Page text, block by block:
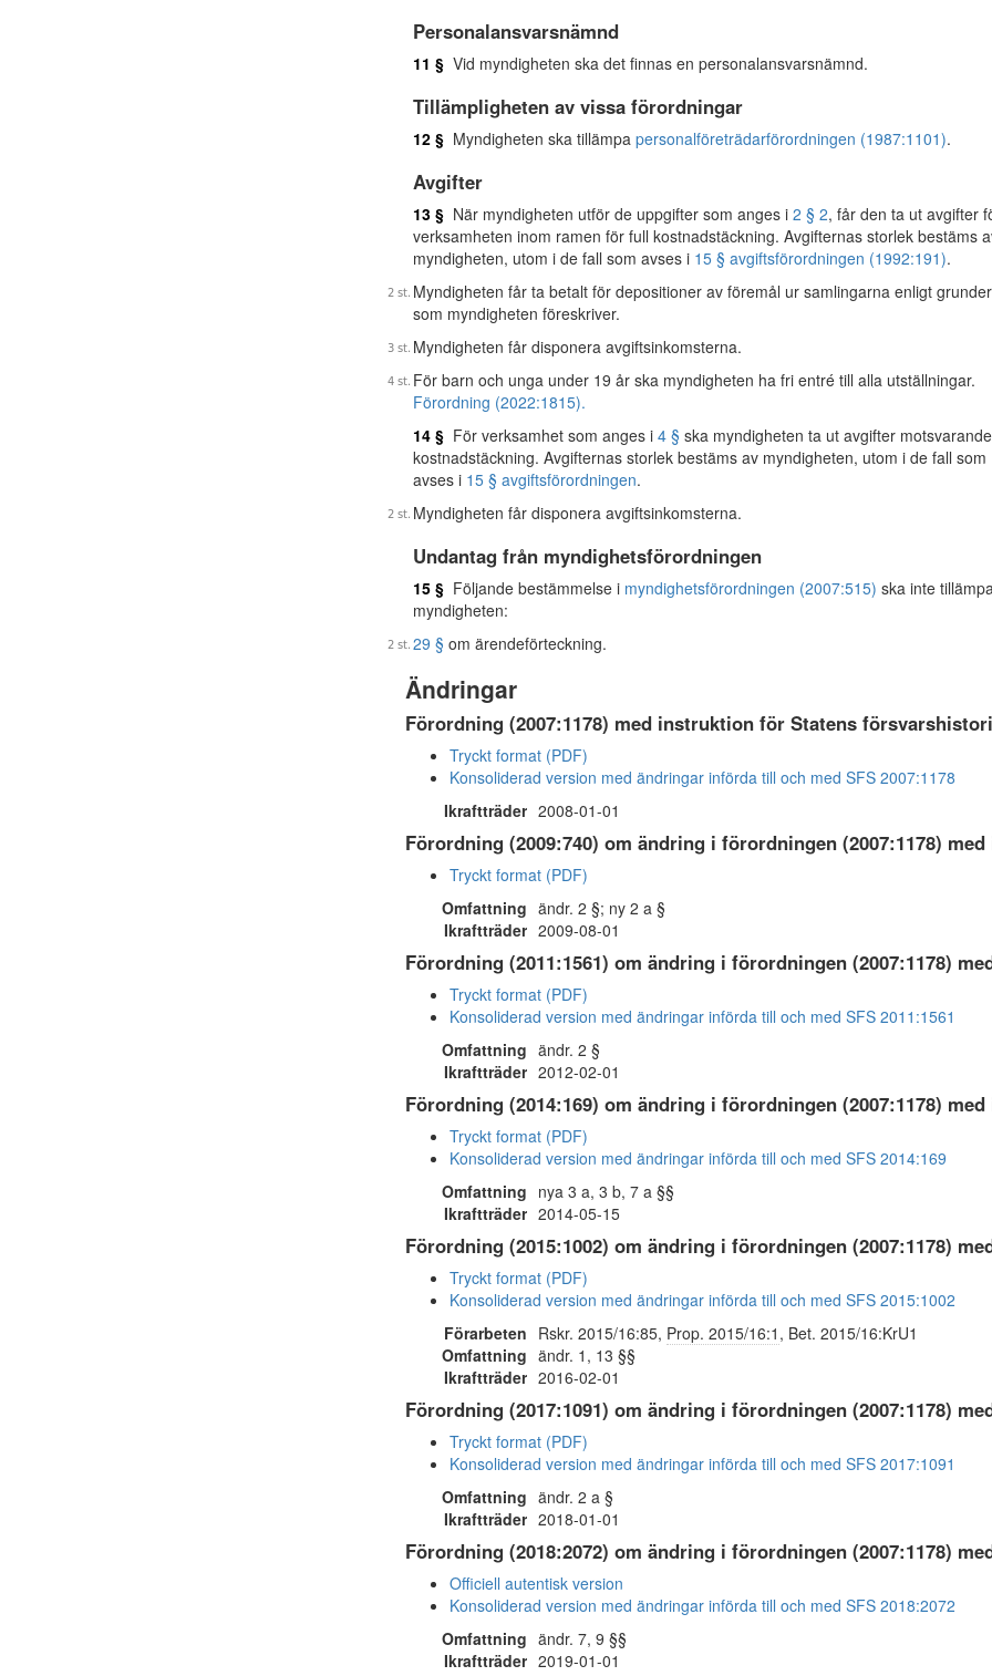
Personalansvarsnämnd
11 § Vid myndigheten ska det finnas en personalansvarsnämnd.
Tillämpligheten av vissa förordningar
12 § Myndigheten ska tillämpa personalföreträdarförordningen (1987:1101).
Avgifter
13 § När myndigheten utför de uppgifter som anges i 2 § 2, får den ta ut avgifter
verksamheten inom ramen för full kostnadstäckning. Avgifternas storlek bestäms
myndigheten, utom i de fall som avses i 15 § avgiftsförordningen (1992:191).
Myndigheten får ta betalt för depositioner av föremål ur samlingarna enligt grunder
som myndigheten föreskriver.
Myndigheten får disponera avgiftsinkomsterna.
För barn och unga under 19 år ska myndigheten ha fri entré till alla utställningar.
Förordning (2022:1815).
14 § För verksamhet som anges i 4 § ska myndigheten ta ut avgifter
kostnadstäckning. Avgifternas storlek bestäms av myndigheten, utom i de fall som
avses i 15 § avgiftsförordningen.
Myndigheten får disponera avgiftsinkomsterna.
Undantag från myndighetsförordningen
15 § Följande bestämmelse i myndighetsförordningen (2007:515) ska inte
myndigheten:
29 § om ärendeförteckning.
Ändringar
Förordning (2007:1178) med instruktion för Statens
Tryckt format (PDF)
Konsoliderad version med ändringar införda till och med SFS 2007:1178
Ikraftträder 2008-01-01
Förordning (2009:740) om ändring i förordningen (2007:1178)
Tryckt format (PDF)
Omfattning ändr. 2 §; ny 2 a §
Ikraftträder 2009-08-01
Förordning (2011:1561) om ändring i förordningen (2007:1178)
Tryckt format (PDF)
Konsoliderad version med ändringar införda till och med SFS 2011:1561
Omfattning ändr. 2 §
Ikraftträder 2012-02-01
Förordning (2014:169) om ändring i förordningen (2007:1178)
Tryckt format (PDF)
Konsoliderad version med ändringar införda till och med SFS 2014:169
Omfattning nya 3 a, 3 b, 7 a §§
Ikraftträder 2014-05-15
Förordning (2015:1002) om ändring i förordningen (2007:1178)
Tryckt format (PDF)
Konsoliderad version med ändringar införda till och med SFS 2015:1002
Förarbeten Rskr. 2015/16:85, Prop. 2015/16:1 , Bet. 2015/16:KrU1
Omfattning ändr. 1, 13 §§
Ikraftträder 2016-02-01
Förordning (2017:1091) om ändring i förordningen (2007:1178)
Tryckt format (PDF)
Konsoliderad version med ändringar införda till och med SFS 2017:1091
Omfattning ändr. 2 a §
Ikraftträder 2018-01-01
Förordning (2018:2072) om ändring i förordningen (2007:1178)
Officiell autentisk version
Konsoliderad version med ändringar införda till och med SFS 2018:2072
Omfattning ändr. 7, 9 §§
Ikraftträder 2019-01-01